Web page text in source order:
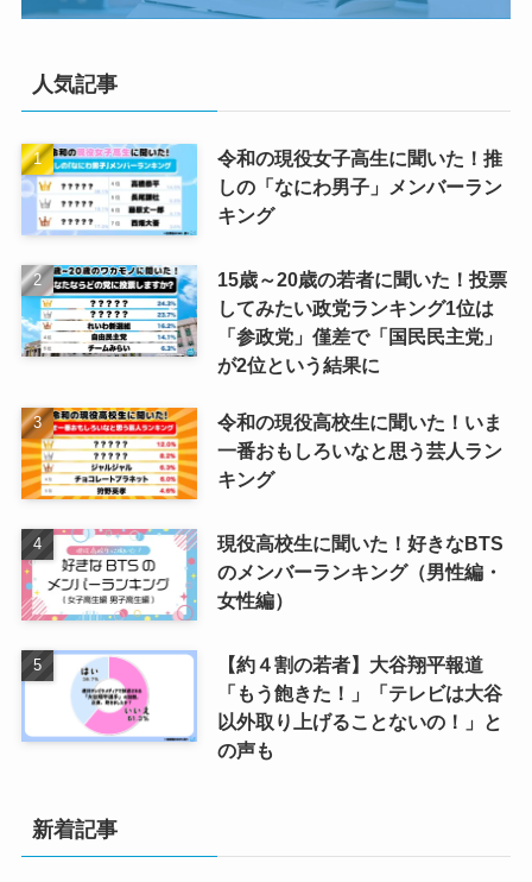
人気記事
令和の現役女子高生に聞いた！推
しの「なにわ男子」メンバーラン
キング
15歳～20歳の若者に聞いた！投票
してみたい政党ランキング1位は
「参政党」僅差で「国民民主党」
が2位という結果に
令和の現役高校生に聞いた！いま
一番おもしろいなと思う芸人ラン
キング
現役高校生に聞いた！好きなBTS
のメンバーランキング（男性編・
女性編）
【約４割の若者】大谷翔平報道
「もう飽きた！」「テレビは大谷
以外取り上げることないの！」と
の声も
新着記事